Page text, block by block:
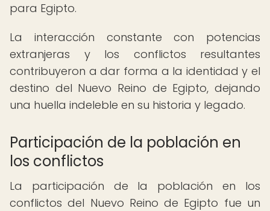
para Egipto.
La interacción constante con potencias
extranjeras y los conflictos resultantes
contribuyeron a dar forma a la identidad y el
destino del Nuevo Reino de Egipto, dejando
una huella indeleble en su historia y legado.
Participación de la población en
los conflictos
La participación de la población en los
conflictos del Nuevo Reino de Egipto fue un